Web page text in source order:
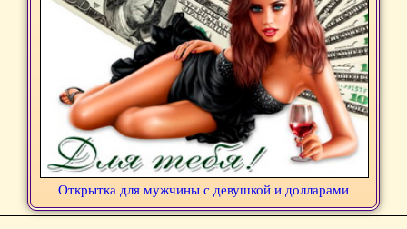
Открытка для мужчины с девушкой и долларами